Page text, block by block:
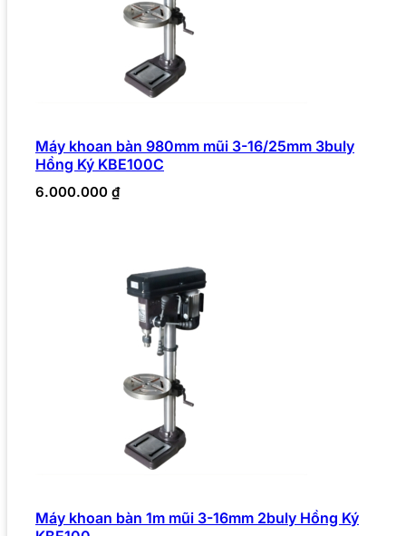
Máy khoan bàn 980mm mũi 3-16/25mm 3buly
Hồng Ký KBE100C
6.000.000 ₫
Máy khoan bàn 1m mũi 3-16mm 2buly Hồng Ký